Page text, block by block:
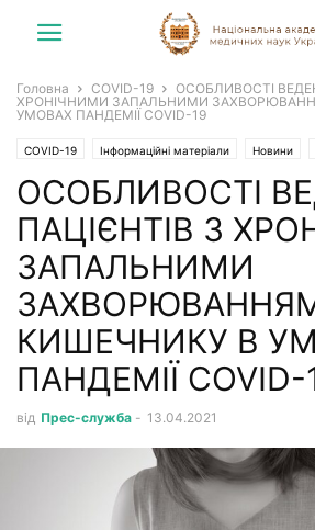
Головна COVID-19
ОСОБЛИВОСТІ
ХРОНІЧНИМИ ЗАПАЛЬНИМИ
УМОВАХ ПАНДЕМІЇ COVID-19
COVID-19 Інформаційні матеріали Новини
ОСОБЛИВОСТІ
ПАЦІЄНТІВ З
ЗАПАЛЬНИМИ
КИШЕЧНИКУ В
ПАНДЕМІЇ COVID-
від Прес-служба - 13.04.2021